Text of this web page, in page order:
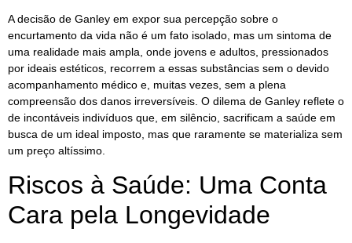
A decisão de Ganley em expor sua percepção sobre o
encurtamento da vida não é um fato isolado, mas um sintoma de
uma realidade mais ampla, onde jovens e adultos, pressionados
por ideais estéticos, recorrem a essas substâncias sem o devido
acompanhamento médico e, muitas vezes, sem a plena
compreensão dos danos irreversíveis. O dilema de Ganley reflete o
de incontáveis indivíduos que, em silêncio, sacrificam a saúde em
busca de um ideal imposto, mas que raramente se materializa sem
um preço altíssimo.
Riscos à Saúde: Uma Conta
Cara pela Longevidade